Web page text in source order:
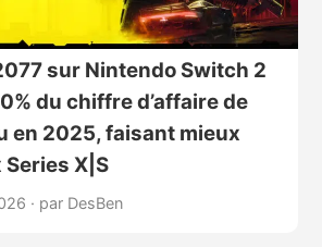
sur Nintendo Switch 2
du chiffre d’affaire de
en 2025, faisant mieux
Series X|S
· par DesBen